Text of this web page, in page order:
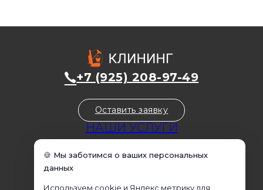
НАШИ УСЛУГИ
+7 (925) 208-97-49
Оставить заявку
🍪 Мы заботимся о ваших персональных
данных
Используем cookie и Яндекс метрику для